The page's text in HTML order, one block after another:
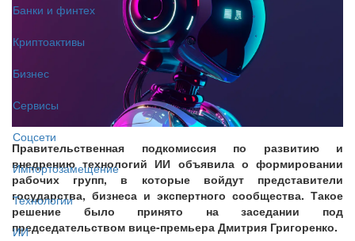
Банки и финтех
Криптоактивы
Бизнес
Сервисы
Соцсети
Импортозамещение
Технологии
ИИ
Правительственная подкомиссия по развитию и
внедрению технологий ИИ объявила о формировании
рабочих групп, в которые войдут представители
государства, бизнеса и экспертного сообщества. Такое
решение было принято на заседании под
председательством вице-премьера Дмитрия Григоренко.